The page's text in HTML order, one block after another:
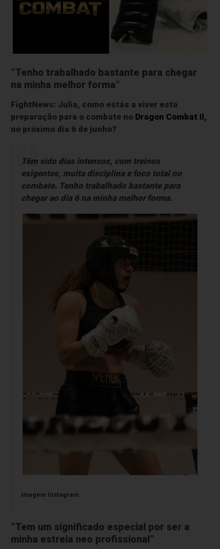
“Tenho trabalhado bastante para chegar
na minha melhor forma”
FightNews: Julia, como estás a viver esta
preparação para o combate no Dragon Combat II,
no próximo dia 6 de junho?
Têm sido dias intensos, com treinos
exigentes, muita disciplina e foco total no
combate. Tenho trabalhado bastante para
chegar ao dia 6 na minha melhor forma.
Imagem Instagram
“Tem um significado especial por ser a
minha estreia neo profissional”